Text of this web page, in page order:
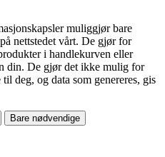
muliggjør bare
nettstedet vårt. De gjør for
i handlekurven eller
din. De gjør det ikke mulig for
deg, og data som genereres, gis
Bare nødvendige